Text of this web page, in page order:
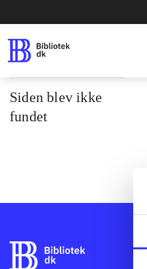
Siden blev ikke
fundet